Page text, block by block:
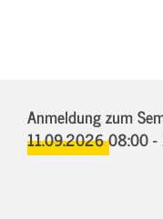
Anmeldung zum
11.09.2026 08:00 -